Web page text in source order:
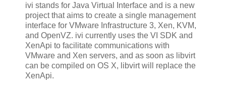
ivi stands for Java Virtual Interface and is a new
project that aims to create a single management
interface for VMware Infrastructure 3, Xen, KVM,
and OpenVZ. ivi currently uses the VI SDK and
XenApi to facilitate communications with
VMware and Xen servers, and as soon as libvirt
can be compiled on OS X, libvirt will replace the
XenApi.